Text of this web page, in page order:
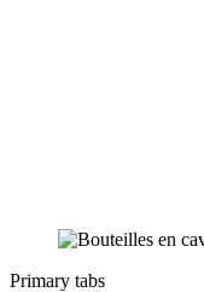
Primary tabs